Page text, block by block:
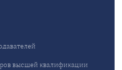
высшей квалификации